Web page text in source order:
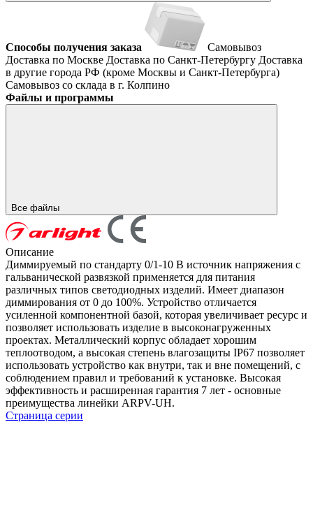
Способы получения заказа
Самовывоз
Доставка по Москве Доставка по Санкт-Петербургу Доставка
в другие города РФ (кроме Москвы и Санкт-Петербурга)
Самовывоз со склада в г. Колпино
Файлы и программы
Все файлы
Описание
Диммируемый по стандарту 0/1-10 В источник напряжения с
гальванической развязкой применяется для питания
различных типов светодиодных изделий. Имеет диапазон
диммирования от 0 до 100%. Устройство отличается
усиленной компонентной базой, которая увеличивает ресурс и
позволяет использовать изделие в высоконагруженных
проектах. Металлический корпус обладает хорошим
теплоотводом, а высокая степень влагозащиты IP67 позволяет
использовать устройство как внутри, так и вне помещений, с
соблюдением правил и требований к установке. Высокая
эффективность и расширенная гарантия 7 лет - основные
преимущества линейки ARPV-UH.
Страница серии